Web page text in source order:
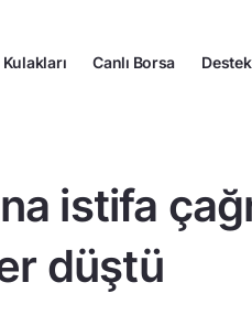
Kulakları Canlı Borsa Destek
istifa
düştü